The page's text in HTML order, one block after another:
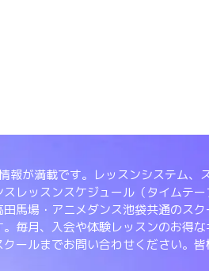
報が満載です。レッスンシステム
レッスンスケジュール（タイムテ
馬場・アニメダンス池袋共通のス
毎月、入会や体験レッスンのお得
ールまでお問い合わせください。